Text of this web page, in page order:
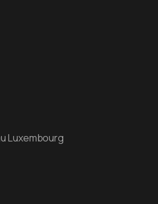
Luxembourg